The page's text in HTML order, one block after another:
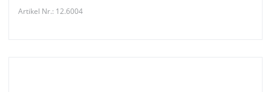
Artikel Nr.: 12.6004